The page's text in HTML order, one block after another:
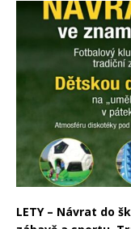
LETY – Návrat do